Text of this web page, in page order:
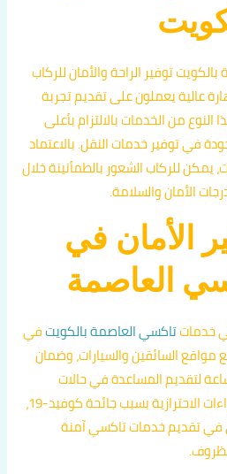
توفير الراحة والأمان للركاب
عالية يعملون على تقديم تجربة
من الخدمات بالالتزام بأعلى
في توفير خدمات النقل. بالاعتماد
للركاب الشعور بالطمأنينة خلال
الأمان والسلامة.
الأمان في
العاصمة
خدماتتاكسي العاصمة بالكويتفي
مواقع السائقين والسيارات، وضمان
لتقديم المساعدة في حالات
الطوارئ. بجانب الالتزام بالإجراءات الاحترازية بسبب جائحة كوفيد-19،
في تقديم خدمات تاكسي آمنة